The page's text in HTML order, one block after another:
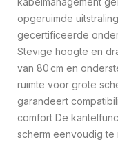
opgeruimde
gecertificeerde
Stevige hoogte en
van 80 cm en
ruimte voor grote
garandeert
comfort De
scherm eenvoudig